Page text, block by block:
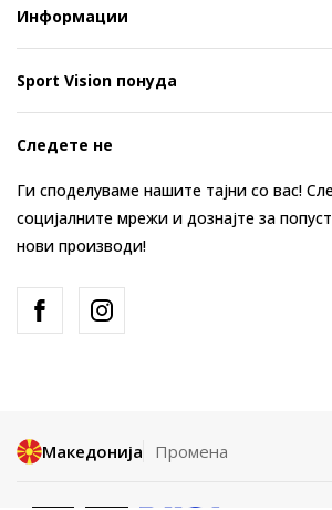
Информации
Sport Vision понуда
Следете не
Ги споделуваме нашите тајни со вас!
социјалните мрежи и дознајте за
нови производи!
Македонија Промена